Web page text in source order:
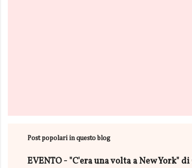
Post popolari in questo blog
EVENTO - "C'era una volta a New York" di